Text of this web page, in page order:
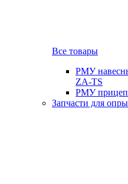
Все товары
РМУ
ZA-TS
РМУ
Запчасти для